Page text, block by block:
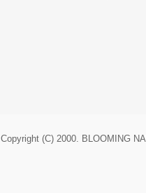
Copyright (C) 2000. BLOOMING